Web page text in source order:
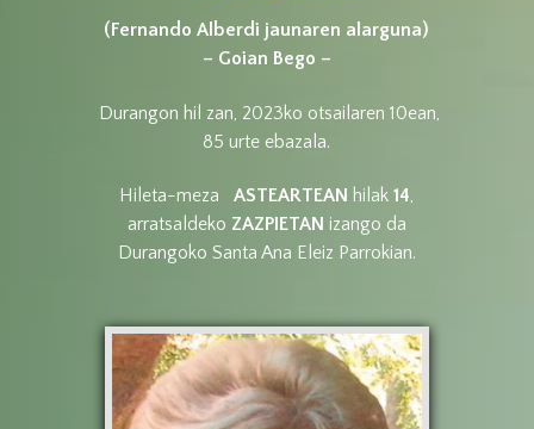
(Fernando Alberdi jaunaren alarguna)
– Goian Bego –
Durangon hil zan, 2023ko otsailaren 10ean,
85 urte ebazala.
Hileta-meza ASTEARTEAN hilak14,
arratsaldeko ZAZPIETAN izango da
Durangoko Santa Ana Eleiz Parrokian.